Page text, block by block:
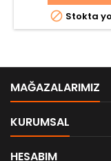
 Stokta
MAĞAZALARIMIZ
KURUMSAL
HESABIM